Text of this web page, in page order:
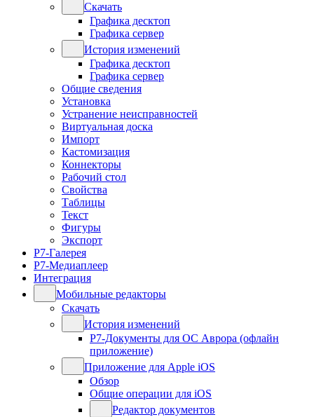
Скачать
Графика десктоп
Графика сервер
История изменений
Графика десктоп
Графика сервер
Общие сведения
Установка
Устранение неисправностей
Виртуальная доска
Импорт
Кастомизация
Коннекторы
Рабочий стол
Свойства
Таблицы
Текст
Фигуры
Экспорт
Р7-Галерея
Р7-Медиаплеер
Интеграция
Мобильные редакторы
Скачать
История изменений
Р7-Документы для ОС Аврора (офлайн
приложение)
Приложение для Apple iOS
Обзор
Общие операции для iOS
Редактор документов